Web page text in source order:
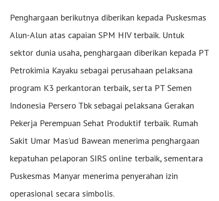
Penghargaan berikutnya diberikan kepada Puskesmas
Alun-Alun atas capaian SPM HIV terbaik. Untuk
sektor dunia usaha, penghargaan diberikan kepada PT
Petrokimia Kayaku sebagai perusahaan pelaksana
program K3 perkantoran terbaik, serta PT Semen
Indonesia Persero Tbk sebagai pelaksana Gerakan
Pekerja Perempuan Sehat Produktif terbaik. Rumah
Sakit Umar Mas’ud Bawean menerima penghargaan
kepatuhan pelaporan SIRS online terbaik, sementara
Puskesmas Manyar menerima penyerahan izin
operasional secara simbolis.